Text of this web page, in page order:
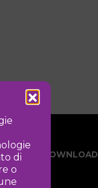
di
o
DOWNLOAD